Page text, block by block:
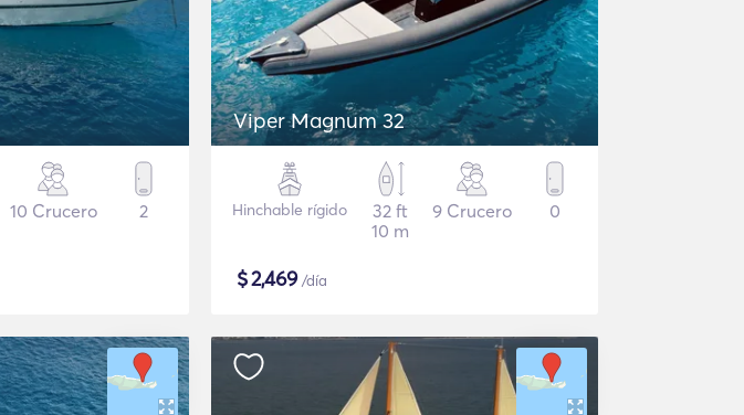
10 Crucero 2
Viper Magnum 32
Hinchable rígido
32 ft
10 m
9 Crucero 0
$2,469/día